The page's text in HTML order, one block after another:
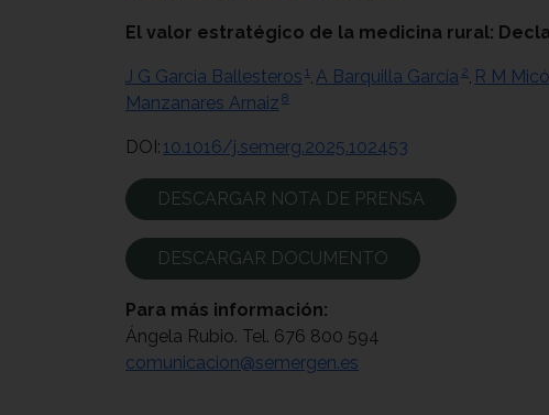
El valor estratégico de la medicina rural:
J G Garcia Ballesteros 1 A Barquilla García 2 R M
Manzanares Arnaiz 8
DOI: 10.1016/j.semerg.2025.102453
DESCARGAR NOTA DE PRENSA
DESCARGAR DOCUMENTO
Para más información:
Ángela Rubio. Tel. 676 800 594
comunicacion@semergen.es